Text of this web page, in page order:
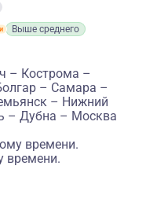
Выше среднего
– Кострома –
– Самара –
– Нижний
– Дубна – Москва
времени.
времени.